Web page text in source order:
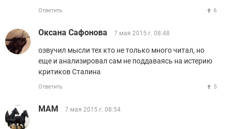
Ответить 6
Оксана Сафонова 7 мая 2015 г. 08:48
озвучил мысли тех кто не только много читал, но
еще и анализировал сам не поддаваясь на истерию
критиков Сталина
Ответить 5
МАМ 7 мая 2015 г. 08:54